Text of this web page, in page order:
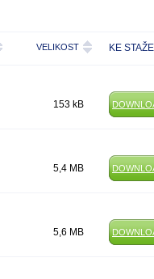
VELIKOST KE
153 kB
5,4 MB
5,6 MB